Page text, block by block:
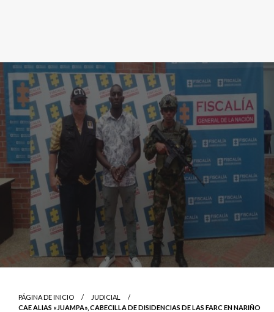
PÁGINA DE INICIO
JUDICIAL
CAE ALIAS «JUAMPA», CABECILLA DE DISIDENCIAS DE LAS FARC EN NARIÑO